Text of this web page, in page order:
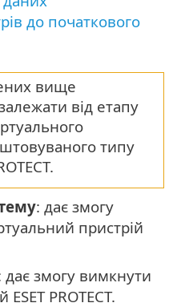
до початкового
вище
від етапу
типу
: дає змогу
пристрій
дає змогу вимкнути
PROTECT.